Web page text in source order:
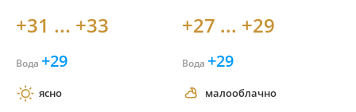
+31 ... +33
Вода +29
ясно
+27 ... +29
Вода +29
малооблачно